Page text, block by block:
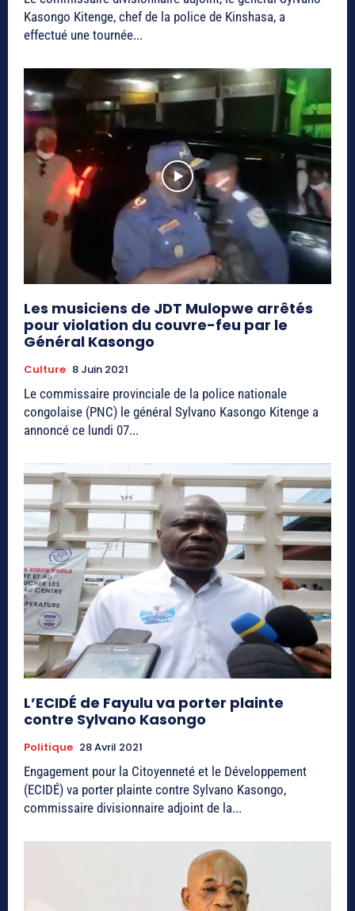
Kasongo Kitenge, chef de la police de Kinshasa, a
effectué une tournée...
Les musiciens de JDT Mulopwe arrêtés
pour violation du couvre-feu par le
Général Kasongo
Culture 8 Juin 2021
Le commissaire provinciale de la police nationale
congolaise (PNC) le général Sylvano Kasongo Kitenge a
annoncé ce lundi 07...
L’ECIDÉ de Fayulu va porter plainte
contre Sylvano Kasongo
Politique 28 Avril 2021
Engagement pour la Citoyenneté et le Développement
(ECIDÉ) va porter plainte contre Sylvano Kasongo,
commissaire divisionnaire adjoint de la...